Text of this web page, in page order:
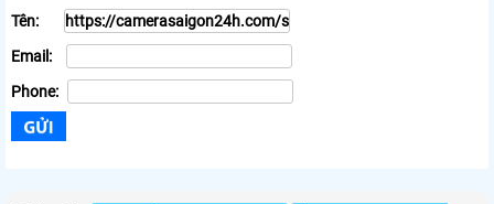
Tên:
Email:
Phone: